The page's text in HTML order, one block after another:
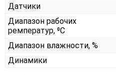
Датчики
Диапазон рабочих
ремператур, ⁰С
Диапазон влажности, %
Динамики